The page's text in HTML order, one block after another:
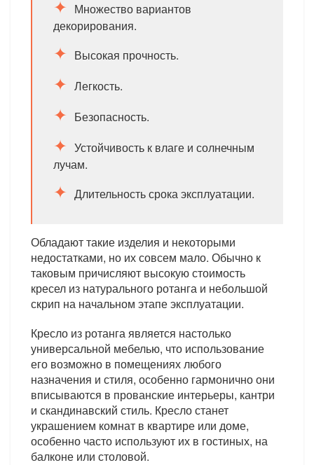
Множество вариантов
декорирования.
Высокая прочность.
Легкость.
Безопасность.
Устойчивость к влаге и солнечным
лучам.
Длительность срока эксплуатации.
Обладают такие изделия и некоторыми
недостатками, но их совсем мало. Обычно к
таковым причисляют высокую стоимость
кресел из натурального ротанга и небольшой
скрип на начальном этапе эксплуатации.
Кресло из ротанга является настолько
универсальной мебелью, что использование
его возможно в помещениях любого
назначения и стиля, особенно гармонично они
вписываются в прованские интерьеры, кантри
и скандинавский стиль. Кресло станет
украшением комнат в квартире или доме,
особенно часто используют их в гостиных, на
балконе или столовой.